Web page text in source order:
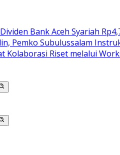
Bank Aceh Syariah
Pemko Subulussalam
Kolaborasi Riset melalui